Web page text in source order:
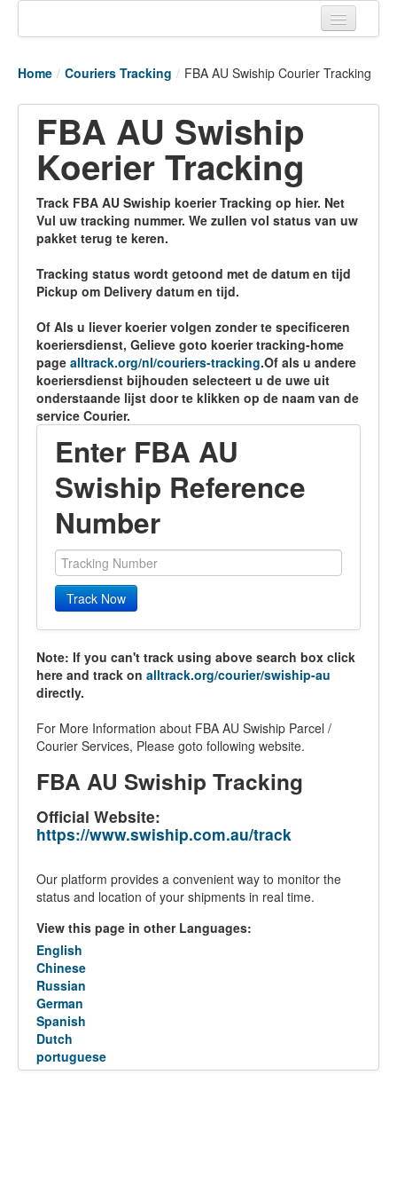
Tracking links
Couriers Tracking
Air Cargo Tracking
Vessel Tracking
Port Of Calls
Home / Couriers Tracking / FBA AU Swiship Courier Tracking
FBA AU Swiship
Koerier Tracking
Track FBA AU Swiship koerier Tracking op hier. Net
Vul uw tracking nummer. We zullen vol status van uw
pakket terug te keren.
Tracking status wordt getoond met de datum en tijd
Pickup om Delivery datum en tijd.
Of Als u liever koerier volgen zonder te specificeren
koeriersdienst, Gelieve goto koerier tracking-home
page alltrack.org/nl/couriers-tracking.Of als u andere
koeriersdienst bijhouden selecteert u de uwe uit
onderstaande lijst door te klikken op de naam van de
service Courier.
Enter FBA AU
Swiship Reference
Number
Track Now
Note: If you can't track using above search box click
here and track on alltrack.org/courier/swiship-au
directly.
For More Information about FBA AU Swiship Parcel /
Courier Services, Please goto following website.
FBA AU Swiship Tracking
Official Website:
https://www.swiship.com.au/track
Our platform provides a convenient way to monitor the
status and location of your shipments in real time.
View this page in other Languages:
English
Chinese
Russian
German
Spanish
Dutch
portuguese